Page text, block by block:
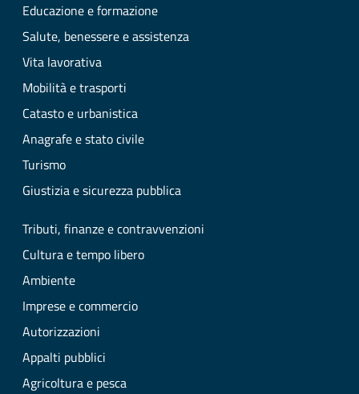
Educazione e formazione
Salute, benessere e assistenza
Vita lavorativa
Mobilità e trasporti
Catasto e urbanistica
Anagrafe e stato civile
Turismo
Giustizia e sicurezza pubblica
Tributi, finanze e contravvenzioni
Cultura e tempo libero
Ambiente
Imprese e commercio
Autorizzazioni
Appalti pubblici
Agricoltura e pesca